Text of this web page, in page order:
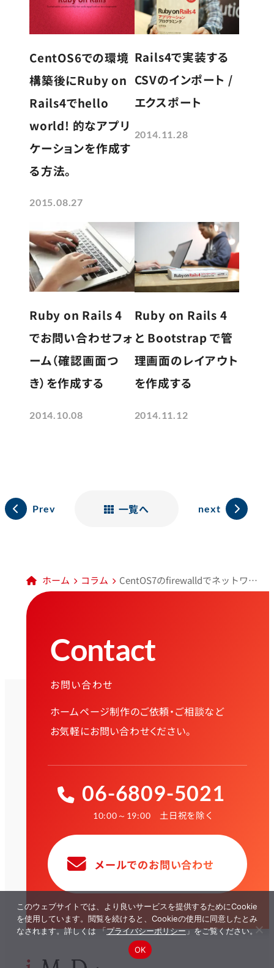
CentOS6での環境
構築後にRuby on
Rails4でhello
world! 的なアプリ
ケーションを作成す
る方法。
2015.08.27
Rails4で実装する
CSVのインポート /
エクスポート
2014.11.28
Ruby on Rails 4
でお問い合わせフォ
ーム（確認画面つ
き）を作成する
2014.10.08
Ruby on Rails 4
と Bootstrap で管
理画面のレイアウト
を作成する
2014.11.12
Prev 一覧へ next
ホーム コラム CentOS7のfirewalldでネットワークゾーンにhttpとhttpsの許可、sshで特定のポート、IPアドレスを許可する設定
Contact
お問い合わせ
ホームページ制作のご依頼・ご相談など
お気軽にお問い合わせください。
06-6809-5021
10:00～19:00 土日祝を除く
メールでのお問い合わせ
このウェブサイトでは、より良いサービスを提供するためにCookie
を使用しています。閲覧を続けると、Cookieの使用に同意したとみ
なされます。詳しくは 「プライバシーポリシー」をご覧ください。
OK